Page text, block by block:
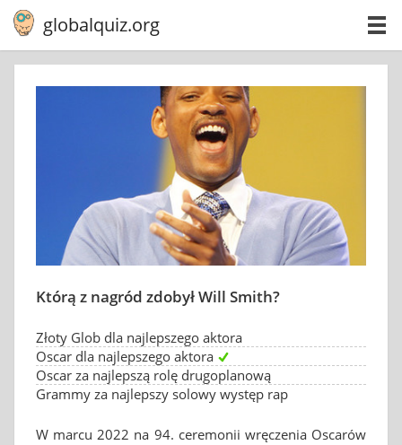
globalquiz.org
Którą z nagród zdobył Will Smith?
Złoty Glob dla najlepszego aktora
Oscar dla najlepszego aktora
Oscar za najlepszą rolę drugoplanową
Grammy za najlepszy solowy występ rap
W marcu 2022 na 94. ceremonii wręczenia Oscarów